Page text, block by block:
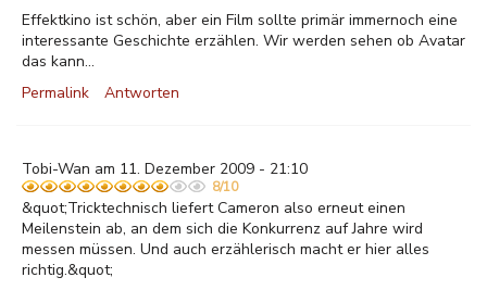
Effektkino ist schön, aber ein Film sollte primär immernoch eine
interessante Geschichte erzählen. Wir werden sehen ob Avatar
das kann...
Permalink
Antworten
Tobi-Wan am 11. Dezember 2009 - 21:10
8/10
&quot;Tricktechnisch liefert Cameron also erneut einen
Meilenstein ab, an dem sich die Konkurrenz auf Jahre wird
messen müssen. Und auch erzählerisch macht er hier alles
richtig.&quot;